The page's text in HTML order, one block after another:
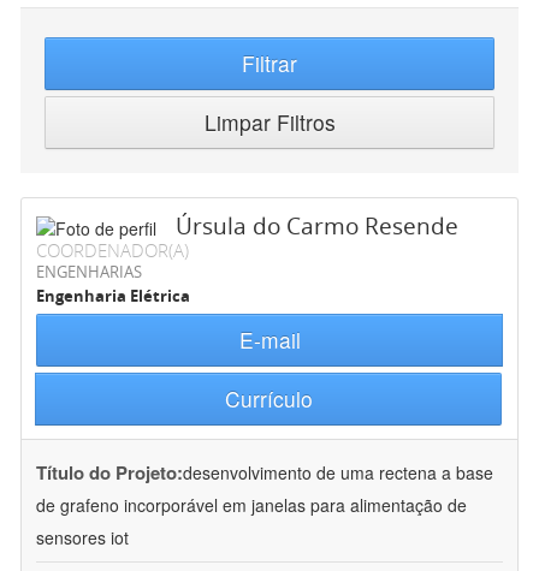
Filtrar
Limpar Filtros
Úrsula do Carmo Resende
COORDENADOR(A)
ENGENHARIAS
Engenharia Elétrica
E-mail
Currículo
Título do Projeto:desenvolvimento de uma rectena a base
de grafeno incorporável em janelas para alimentação de
sensores iot